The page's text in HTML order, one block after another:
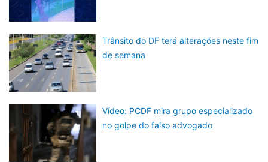
Trânsito do DF terá alterações neste fim
de semana
Vídeo: PCDF mira grupo especializado
no golpe do falso advogado